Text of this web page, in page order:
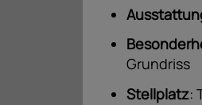
Grundriss
Stellplatz: